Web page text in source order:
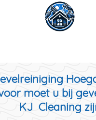
moet u bij
KJ Cleaning